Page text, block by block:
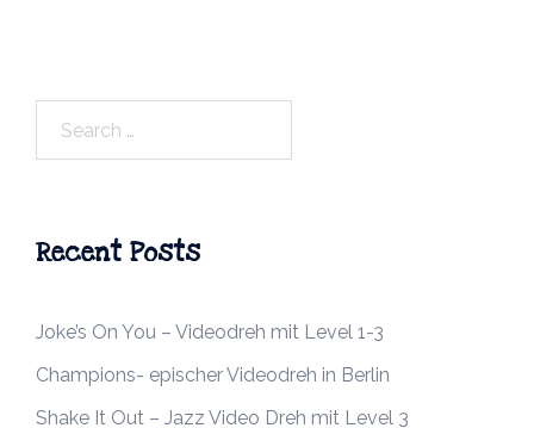
Recent Posts
Joke’s On You – Videodreh mit Level 1-3
Champions- epischer Videodreh in Berlin
Shake It Out – Jazz Video Dreh mit Level 3